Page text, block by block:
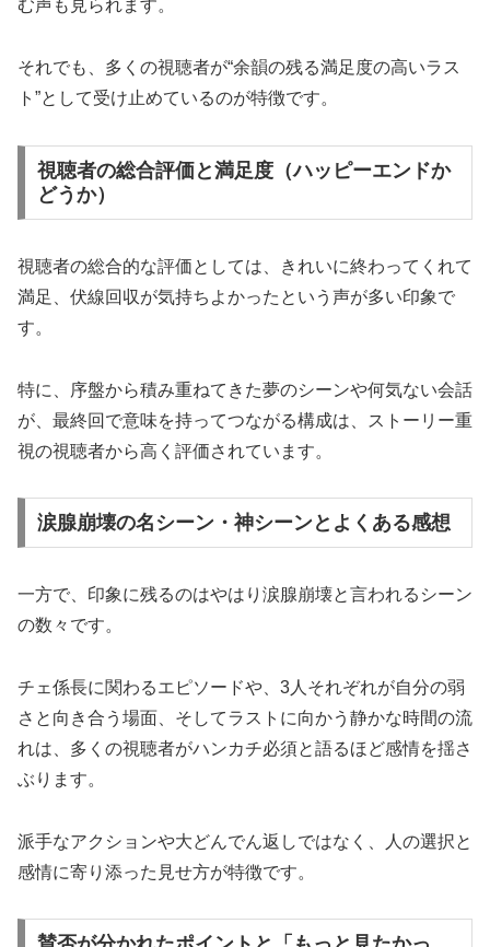
む声も見られます。
それでも、多くの視聴者が“余韻の残る満足度の高いラス
ト”として受け止めているのが特徴です。
視聴者の総合評価と満足度（ハッピーエンドか
どうか）
視聴者の総合的な評価としては、きれいに終わってくれて
満足、伏線回収が気持ちよかったという声が多い印象で
す。
特に、序盤から積み重ねてきた夢のシーンや何気ない会話
が、最終回で意味を持ってつながる構成は、ストーリー重
視の視聴者から高く評価されています。
涙腺崩壊の名シーン・神シーンとよくある感想
一方で、印象に残るのはやはり涙腺崩壊と言われるシーン
の数々です。
チェ係長に関わるエピソードや、3人それぞれが自分の弱
さと向き合う場面、そしてラストに向かう静かな時間の流
れは、多くの視聴者がハンカチ必須と語るほど感情を揺さ
ぶります。
派手なアクションや大どんでん返しではなく、人の選択と
感情に寄り添った見せ方が特徴です。